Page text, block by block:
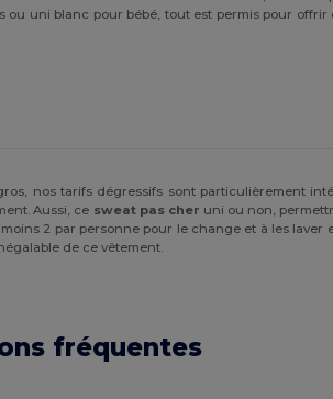
uni blanc pour bébé, tout est permis pour
nos tarifs dégressifs sont particulièrement
Aussi, ce sweat pas cher uni ou non,
2 par personne pour le change et à les
de ce vêtement.
fréquentes